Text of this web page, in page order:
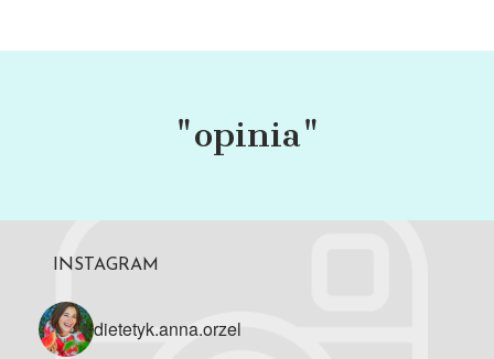
"opinia"
INSTAGRAM
dietetyk.anna.orzel